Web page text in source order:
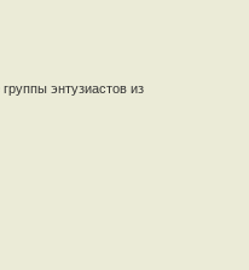
энтузиастов из